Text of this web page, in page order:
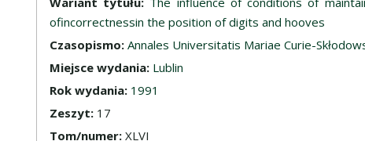
ofincorrectnessin the position of digits and hooves
Czasopismo: Annales Universitatis Mariae Curie-
Miejsce wydania: Lublin
Rok wydania: 1991
Zeszyt: 17
Tom/numer: XLVI